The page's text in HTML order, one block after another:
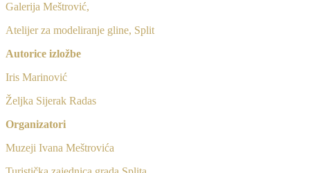
Galerija Meštrović,
Atelijer za modeliranje gline, Split
Autorice izložbe
Iris Marinović
Željka Sijerak Radas
Organizatori
Muzeji Ivana Meštrovića